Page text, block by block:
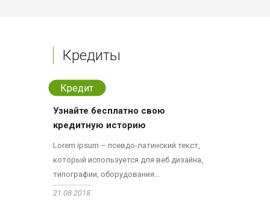
Кредиты
Кредит
Узнайте бесплатно свою
кредитную историю
Lorem ipsum – псевдо-латинский текст,
который используется для веб дизайна,
типографии, оборудования...
21.08.2018